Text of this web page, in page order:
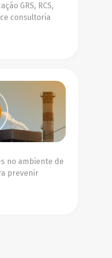
GRS, RCS,
consultoria
no ambiente de
prevenir